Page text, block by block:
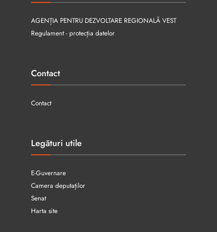
AGENȚIA PENTRU DEZVOLTARE REGIONALĂ VEST
Regulament - protecția datelor
Contact
Contact
Legături utile
E-Guvernare
Camera deputaților
Senat
Harta site